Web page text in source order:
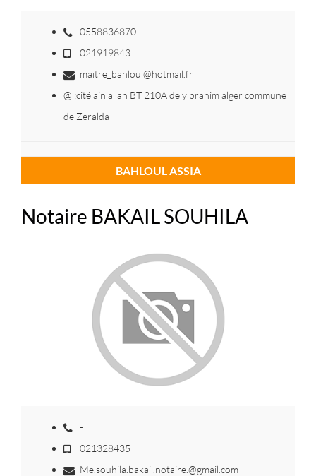
0558836870
021919843
maitre_bahloul@hotmail.fr
@ :cité ain allah BT 210A dely brahim alger commune
de Zeralda
BAHLOUL ASSIA
Notaire BAKAIL SOUHILA
-
021328435
Me.souhila.bakail.notaire.@gmail.com